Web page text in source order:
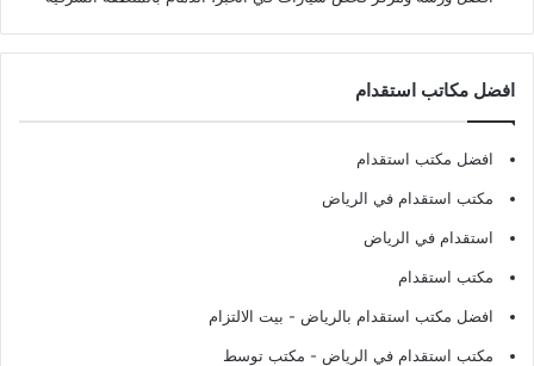
افضل مكاتب استقدام
افضل مكتب استقدام
مكتب استقدام في الرياض
استقدام في الرياض
مكتب استقدام
افضل مكتب استقدام بالرياض - بيت الالتزام
مكتب استقدام في الرياض - مكتب توسط